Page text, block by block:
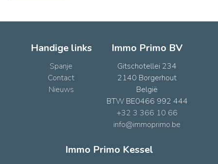
Handige links
Spanje
Contact
Nieuws
Immo Primo BV
Gitschotellei 234
2140 Borgerhout
België
BTW BE0466 992 444
+32 3 366 10 66
info@immoprimo.be
Immo Primo Kessel